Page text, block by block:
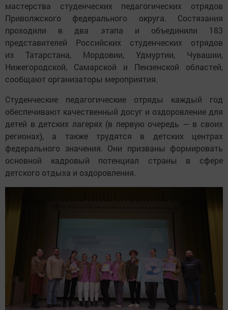
мастерства студенческих педагогических отрядов
Приволжского федерального округа. Состязания
проходили в два этапа и объединили 183
представителей Российских студенческих отрядов
из Татарстана, Мордовии, Удмуртии, Чувашии,
Нижегородской, Самарской и Пензенской областей,
сообщают организаторы мероприятия.
Студенческие педагогические отряды каждый год
обеспечивают качественный досуг и оздоровление для
детей в детских лагерях (в первую очередь — в своих
регионах), а также трудятся в детских центрах
федерального значения. Они призваны формировать
основной кадровый потенциал страны в сфере
детского отдыха и оздоровления.